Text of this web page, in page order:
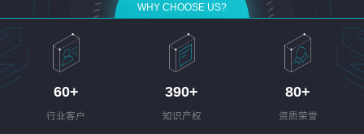
WHY CHOOSE US?
60+
行业客户
390+
知识产权
80+
资质荣誉